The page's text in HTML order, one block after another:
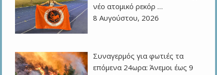
νέο ατομικό ρεκόρ …
8 Αυγούστου, 2026
Συναγερμός για φωτιές τα
επόμενα 24ωρα: Άνεμοι έως 9